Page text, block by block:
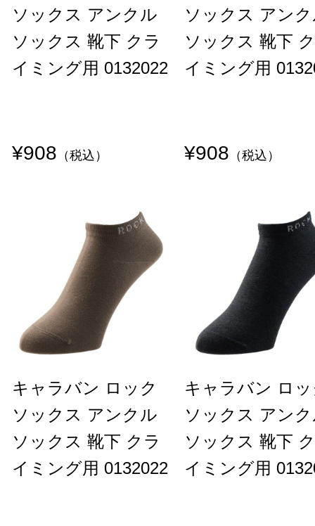
ソックス アンクル
ソックス 靴下 クラ
イミング用 0132022
¥908 （税込）
ソックス アン
ソックス 靴下
イミング用
¥908 （税込）
キャラバン ロック
ソックス アンクル
ソックス 靴下 クラ
イミング用 0132022
キャラバン ロ
ソックス アン
ソックス 靴下
イミング用